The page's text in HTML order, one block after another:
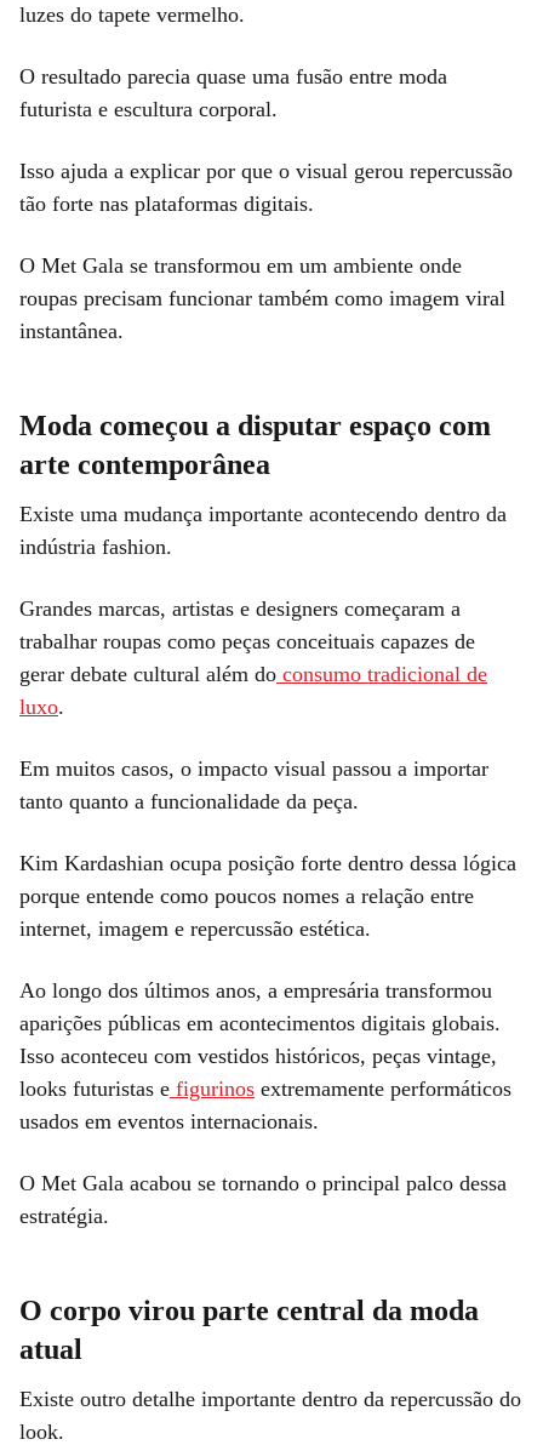
luzes do tapete vermelho.
O resultado parecia quase uma fusão entre moda
futurista e escultura corporal.
Isso ajuda a explicar por que o visual gerou repercussão
tão forte nas plataformas digitais.
O Met Gala se transformou em um ambiente onde
roupas precisam funcionar também como imagem viral
instantânea.
Moda começou a disputar espaço com
arte contemporânea
Existe uma mudança importante acontecendo dentro da
indústria fashion.
Grandes marcas, artistas e designers começaram a
trabalhar roupas como peças conceituais capazes de
gerar debate cultural além do consumo tradicional de
luxo.
Em muitos casos, o impacto visual passou a importar
tanto quanto a funcionalidade da peça.
Kim Kardashian ocupa posição forte dentro dessa lógica
porque entende como poucos nomes a relação entre
internet, imagem e repercussão estética.
Ao longo dos últimos anos, a empresária transformou
aparições públicas em acontecimentos digitais globais.
Isso aconteceu com vestidos históricos, peças vintage,
looks futuristas e figurinos extremamente performáticos
usados em eventos internacionais.
O Met Gala acabou se tornando o principal palco dessa
estratégia.
O corpo virou parte central da moda
atual
Existe outro detalhe importante dentro da repercussão do
look.